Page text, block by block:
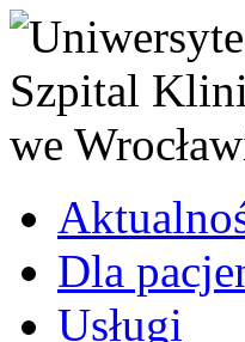
Dla
Usługi